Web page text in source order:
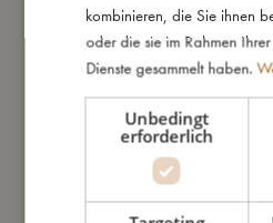
- Lasse die Badebekleidung immer
trocknen, damit die Fasern nicht
Meine besonderen Merkmale:
- Kann bei 30 Grad im
gewaschen werden
- Erhältlich in zwei Größen: 80-
kombinieren, die Sie ihnen
oder die sie im Rahmen
Dienste gesammelt haben.
Unbedingt
erforderlich